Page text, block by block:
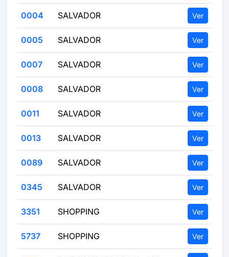
0004 SALVADOR Ver
0005 SALVADOR Ver
0007 SALVADOR Ver
0008 SALVADOR Ver
0011 SALVADOR Ver
0013 SALVADOR Ver
0089 SALVADOR Ver
0345 SALVADOR Ver
3351 SHOPPING Ver
5737 SHOPPING Ver